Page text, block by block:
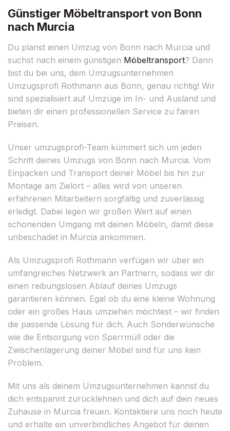
Günstiger Möbeltransport von Bonn
nach Murcia
Du planst einen Umzug von Bonn nach Murcia und
suchst nach einem günstigen Möbeltransport? Dann
bist du bei uns, dem Umzugsunternehmen
Umzugsprofi Rothmann aus Bonn, genau richtig! Wir
sind spezialisiert auf Umzüge im In- und Ausland und
bieten dir einen professionellen Service zu fairen
Preisen.
Unser umzugsprofi-Team kümmert sich um jeden
Schritt deines Umzugs von Bonn nach Murcia. Vom
Einpacken und Transport deiner Möbel bis hin zur
Montage am Zielort – alles wird von unseren
erfahrenen Mitarbeitern sorgfältig und zuverlässig
erledigt. Dabei legen wir großen Wert auf einen
schonenden Umgang mit deinen Möbeln, damit diese
unbeschadet in Murcia ankommen.
Als Umzugsprofi Rothmann verfügen wir über ein
umfangreiches Netzwerk an Partnern, sodass wir dir
einen reibungslosen Ablauf deines Umzugs
garantieren können. Egal ob du eine kleine Wohnung
oder ein großes Haus umziehen möchtest – wir finden
die passende Lösung für dich. Auch Sonderwünsche
wie die Entsorgung von Sperrmüll oder die
Zwischenlagerung deiner Möbel sind für uns kein
Problem.
Mit uns als deinem Umzugsunternehmen kannst du
dich entspannt zurücklehnen und dich auf dein neues
Zuhause in Murcia freuen. Kontaktiere uns noch heute
und erhalte ein unverbindliches Angebot für deinen